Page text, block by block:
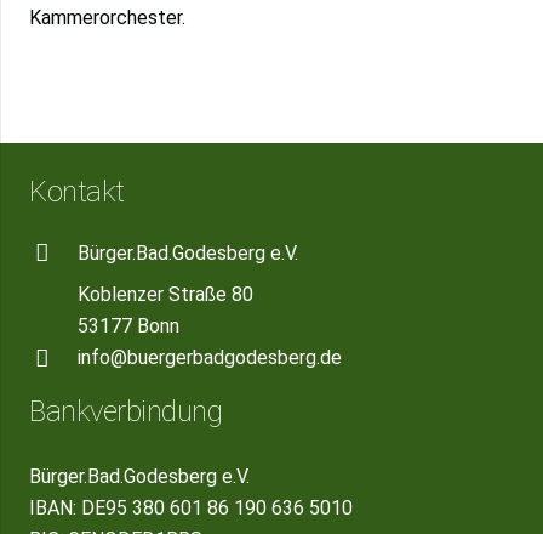
Kammerorchester.
Kontakt
Bürger.Bad.Godesberg e.V.
Koblenzer Straße 80
53177 Bonn
info@buergerbadgodesberg.de
Bankverbindung
Bürger.Bad.Godesberg e.V.
IBAN: DE95 380 601 86 190 636 5010